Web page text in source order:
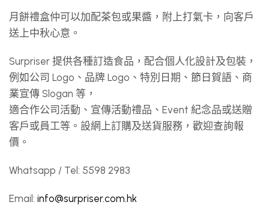
月餅禮盒仲可以加配茶包或果醬，附上打氣卡，向客戶
送上中秋心意。
Surpriser 提供各種訂造食品，配合個人化設計及包裝，
例如公司 Logo、品牌 Logo、特別日期、節日賀語、商
業宣傳 Slogan 等，
適合作公司活動、宣傳活動禮品、Event 紀念品或送贈
客戶或員工等。設網上訂購及送貨服務，歡迎查詢報
價。
Whatsapp / Tel: 5598 2983
Email: info@surpriser.com.hk